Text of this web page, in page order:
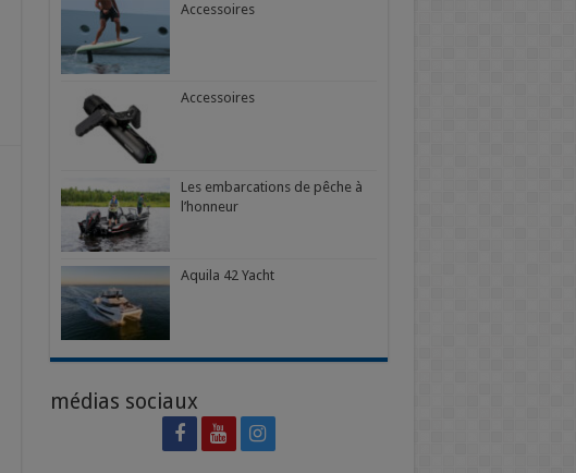
Accessoires
Accessoires
Les embarcations de pêche à
l’honneur
Aquila 42 Yacht
médias sociaux